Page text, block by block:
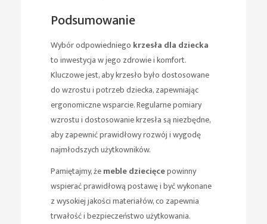
Podsumowanie
Wybór odpowiedniego krzesła dla dziecka
to inwestycja w jego zdrowie i komfort.
Kluczowe jest, aby krzesło było dostosowane
do wzrostu i potrzeb dziecka, zapewniając
ergonomiczne wsparcie. Regularne pomiary
wzrostu i dostosowanie krzesła są niezbędne,
aby zapewnić prawidłowy rozwój i wygodę
najmłodszych użytkowników.
Pamiętajmy, żemeble dziecięcepowinny
wspierać prawidłową postawę i być wykonane
z wysokiej jakości materiałów, co zapewnia
trwałość i bezpieczeństwo użytkowania.